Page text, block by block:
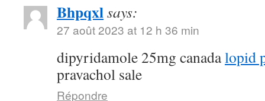
Bhpqxlsays:
27 août 2023 at 12 h 36 min
dipyridamole 25mg canadalopid
pravachol sale
Répondre